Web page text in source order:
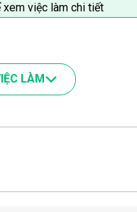
việc làm chi tiết
LÀM